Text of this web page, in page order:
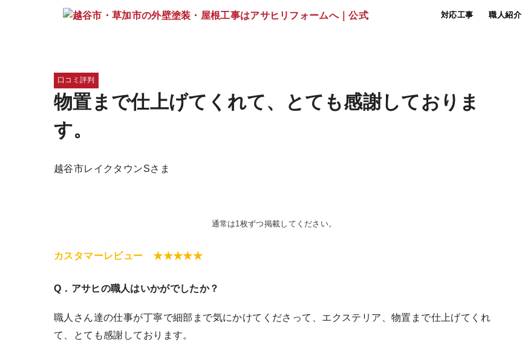
対応工事 職人紹介
口コミ評判
物置まで仕上げてくれて、とても感謝しておりま
す。
越谷市レイクタウンSさま
通常は1枚ずつ掲載してください。
カスタマーレビュー ★★★★★
Q．アサヒの職人はいかがでしたか？
職人さん達の仕事が丁寧で細部まで気にかけてくださって、エクステリア、物置まで仕上げてくれ
て、とても感謝しております。